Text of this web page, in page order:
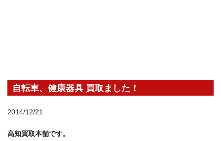
自転車、健康器具 買取ました！
2014/12/21
高知買取本舗です。